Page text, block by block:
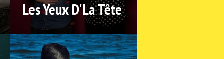
Les Yeux D'La Tête